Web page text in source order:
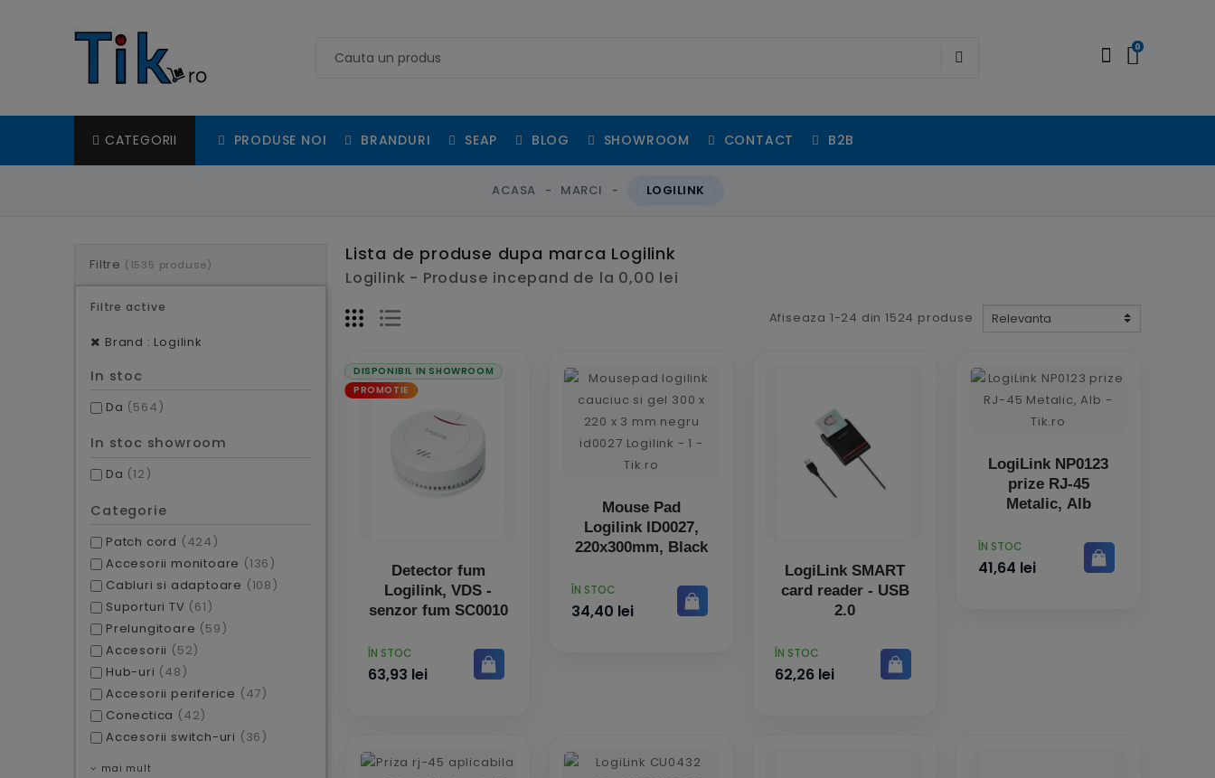
0
CATEGORII PRODUSE NOI BRANDURI SEAP BLOG SHOWROOM CONTACT B2B
ACASA MARCI LOGILINK
Filtre (1535 produse)
Filtre active
Brand : Logilink
In stoc
Da (564)
In stoc showroom
Da (12)
Categorie
Patch cord (424)
Accesorii monitoare (136)
Cabluri si adaptoare (108)
Suporturi TV (61)
Prelungitoare (59)
Accesorii (52)
Hub-uri (48)
Accesorii periferice (47)
Conectica (42)
Accesorii switch-uri (36)
mai mult
Lista de produse dupa marca Logilink
Logilink - Produse incepand de la 0,00 lei
Afiseaza 1-24 din 1524 produse
DISPONIBIL IN SHOWROOM
PROMOTIE
Detector fum
Logilink, VDS -
senzor fum SC0010
PRET
ÎN STOC
63,93 lei
Mouse Pad
Logilink ID0027,
220x300mm, Black
PRET
ÎN STOC
34,40 lei
LogiLink SMART
card reader - USB
2.0
PRET
ÎN STOC
62,26 lei
LogiLink NP0123
prize RJ-45
Metalic, Alb
PRET
ÎN STOC
41,64 lei